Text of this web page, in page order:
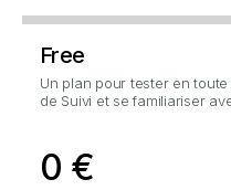
Free
Un plan pour tester en
de Suivi et se familiariser
0 €